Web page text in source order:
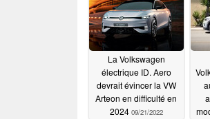
La Volkswagen
électrique ID. Aero
devrait évincer la VW
Arteon en difficulté en
2024 09/21/2022